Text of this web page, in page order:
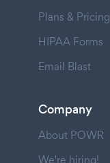
Plans & Pricing
HIPAA Forms
Email Blast
Company
About POWR
We're hiring!